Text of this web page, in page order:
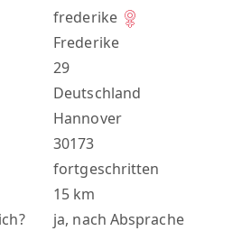
frederike
Frederike
29
Deutschland
Hannover
30173
fortgeschritten
15 km
ja, nach Absprache